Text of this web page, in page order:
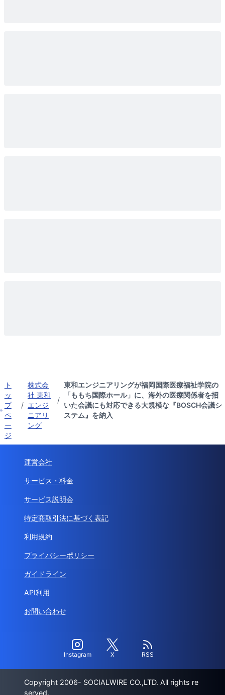
ト
ッ
プ
ペ
ー
ジ
/
株式会
社 東和
エンジ
ニアリ
ング
/
東和エンジニアリングが福岡国際医療福祉学院の
「ももち国際ホール」に、海外の医療関係者を招
いた会議にも対応できる大規模な『BOSCH会議シ
ステム』を納入
運営会社
サービス・料金
サービス説明会
特定商取引法に基づく表記
利用規約
プライバシーポリシー
ガイドライン
API利用
お問い合わせ
Instagram X RSS
Copyright 2006- SOCIALWIRE CO.,LTD. All rights re
served.